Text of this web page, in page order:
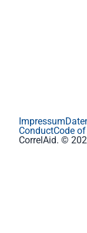
CorrelAid. ©
Impressum
ConductCode